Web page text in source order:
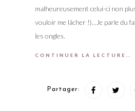
malheureusement celui-ci non plus
vouloir me lâcher !)…Je parle du
les ongles.
CONTINUER LA LECTURE…
Partager: